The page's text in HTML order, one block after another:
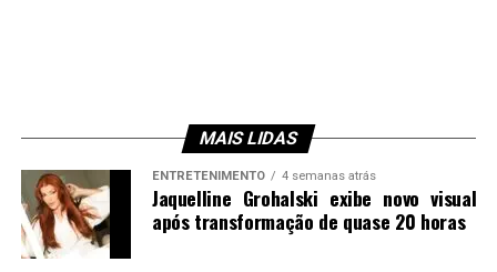
MAIS LIDAS
ENTRETENIMENTO 4 semanas atrás
Jaquelline Grohalski exibe novo visual
após transformação de quase 20 horas